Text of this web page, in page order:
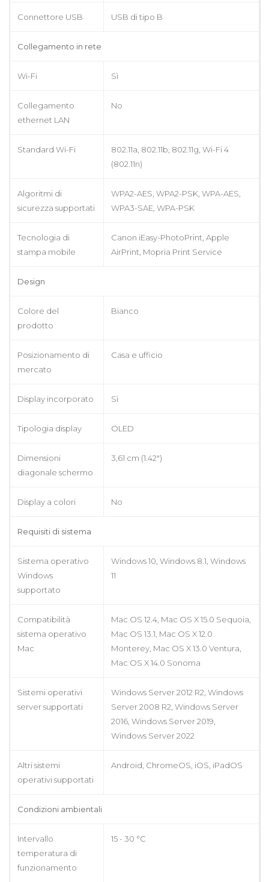
Connettore USB USB di tipo B
Collegamento in rete
Wi-Fi Sì
Collegamento
ethernet LAN
No
Standard Wi-Fi
802.11a, 802.11b, 802.11g, Wi-Fi 4
(802.11n)
Algoritmi di
sicurezza supportati
WPA2-AES, WPA2-PSK, WPA-AES,
WPA3-SAE, WPA-PSK
Tecnologia di
stampa mobile
Canon iEasy-PhotoPrint, Apple
AirPrint, Mopria Print Service
Design
Colore del
prodotto
Bianco
Posizionamento di
mercato
Casa e ufficio
Display incorporato Sì
Tipologia display OLED
Dimensioni
diagonale schermo
3,61 cm (1.42")
Display a colori No
Requisiti di sistema
Sistema operativo
Windows
supportato
Windows 10, Windows 8.1, Windows
11
Compatibilità
sistema operativo
Mac
Mac OS 12.4, Mac OS X 15.0 Sequoia,
Mac OS 13.1, Mac OS X 12.0
Monterey, Mac OS X 13.0 Ventura,
Mac OS X 14.0 Sonoma
Sistemi operativi
server supportati
Windows Server 2012 R2, Windows
Server 2008 R2, Windows Server
2016, Windows Server 2019,
Windows Server 2022
Altri sistemi
operativi supportati
Android, ChromeOS, iOS, iPadOS
Condizioni ambientali
Intervallo
temperatura di
funzionamento
15 - 30 °C